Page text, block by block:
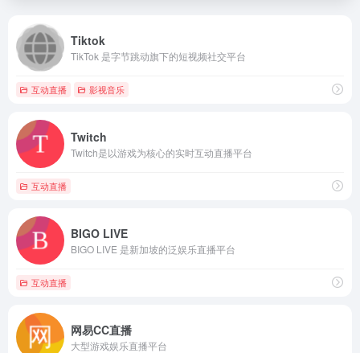
Tiktok
TikTok 是字节跳动旗下的短视频社交平台
互动直播 影视音乐
Twitch
Twitch是以游戏为核心的实时互动直播平台
互动直播
BIGO LIVE
BIGO LIVE 是新加坡的泛娱乐直播平台
互动直播
网易CC直播
大型游戏娱乐直播平台